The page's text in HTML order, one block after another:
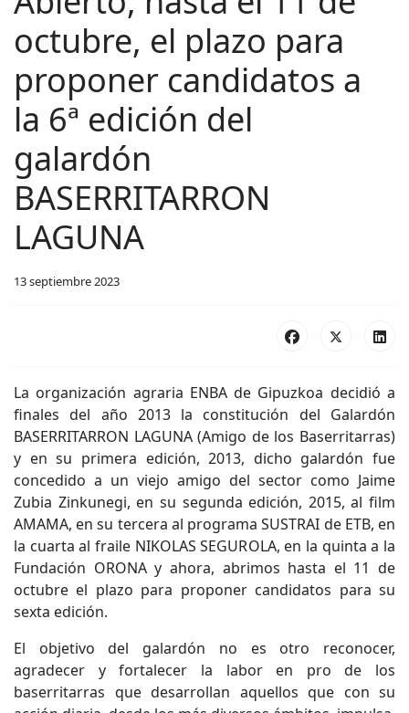
octubre, el plazo para
proponer candidatos a
la 6ª edición del
galardón
BASERRITARRON
LAGUNA
13 septiembre 2023
La organización agraria ENBA de Gipuzkoa decidió a
finales del año 2013 la constitución del Galardón
BASERRITARRON LAGUNA (Amigo de los Baserritarras)
y en su primera edición, 2013, dicho galardón fue
concedido a un viejo amigo del sector como Jaime
Zubia Zinkunegi, en su segunda edición, 2015, al film
AMAMA, en su tercera al programa SUSTRAI de ETB, en
la cuarta al fraile NIKOLAS SEGUROLA, en la quinta a la
Fundación ORONA y ahora, abrimos hasta el 11 de
octubre el plazo para proponer candidatos para su
sexta edición.
El objetivo del galardón no es otro reconocer,
agradecer y fortalecer la labor en pro de los
baserritarras que desarrollan aquellos que con su